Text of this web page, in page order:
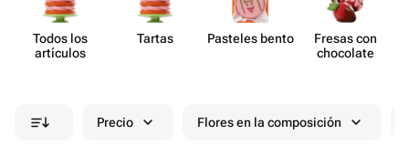
Todos los
artículos
Tartas Pasteles bento
Fresas con
chocolate
Precio Flores en la composición